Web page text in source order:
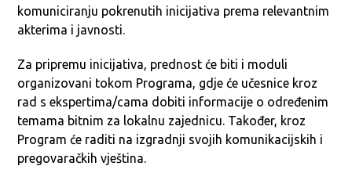
komuniciranju pokrenutih inicijativa prema relevantnim
akterima i javnosti.
Za pripremu inicijativa, prednost će biti i moduli
organizovani tokom Programa, gdje će učesnice kroz
rad s ekspertima/cama dobiti informacije o određenim
temama bitnim za lokalnu zajednicu. Također, kroz
Program će raditi na izgradnji svojih komunikacijskih i
pregovaračkih vještina.